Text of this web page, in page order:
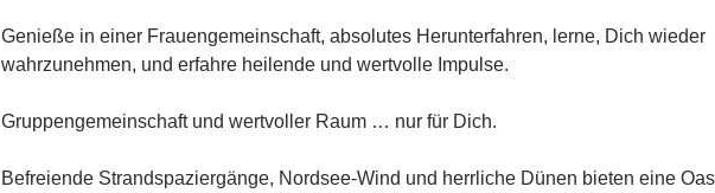
Genieße in einer Frauengemeinschaft, absolutes Herunterfahren, lerne, Dich wieder
wahrzunehmen, und erfahre heilende und wertvolle Impulse.
Gruppengemeinschaft und wertvoller Raum … nur für Dich.
Befreiende Strandspaziergänge, Nordsee-Wind und herrliche Dünen bieten eine